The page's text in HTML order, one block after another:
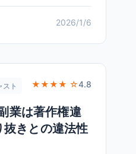
2026/1/6
スト ★★★★ ☆4.8
業は著作権違
きとの違法性